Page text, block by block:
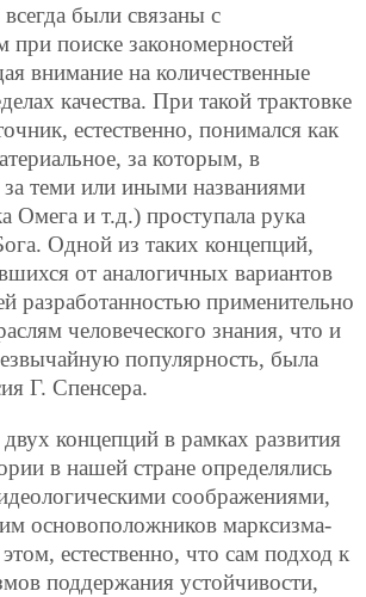
были связаны с
при поиске закономерностей
внимание на количественные
качества. При такой трактовке
естественно, понимался как
за которым, в
за теми или иными названиями
Омега и т.д.) проступала рука
Одной из таких концепций,
от аналогичных вариантов
разработанностью применительно
человеческого знания, что и
популярность, была
Г. Спенсера.
концепций в рамках развития
в нашей стране определялись
соображениями,
основоположников марксизма-
естественно, что сам подход к
поддержания устойчивости,